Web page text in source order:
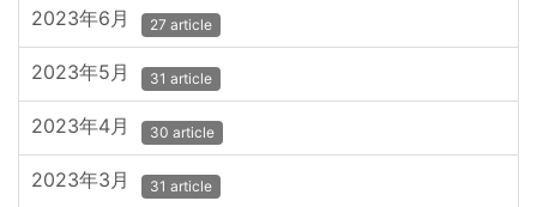
2023年6月 27 article
2023年5月 31 article
2023年4月 30 article
2023年3月 31 article